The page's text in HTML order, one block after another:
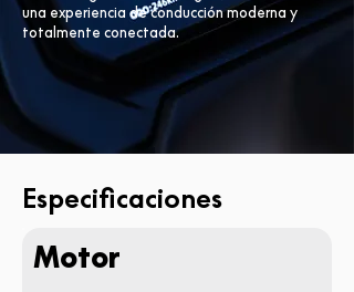
una experiencia de conducción moderna y
totalmente conectada.
Especificaciones
Motor